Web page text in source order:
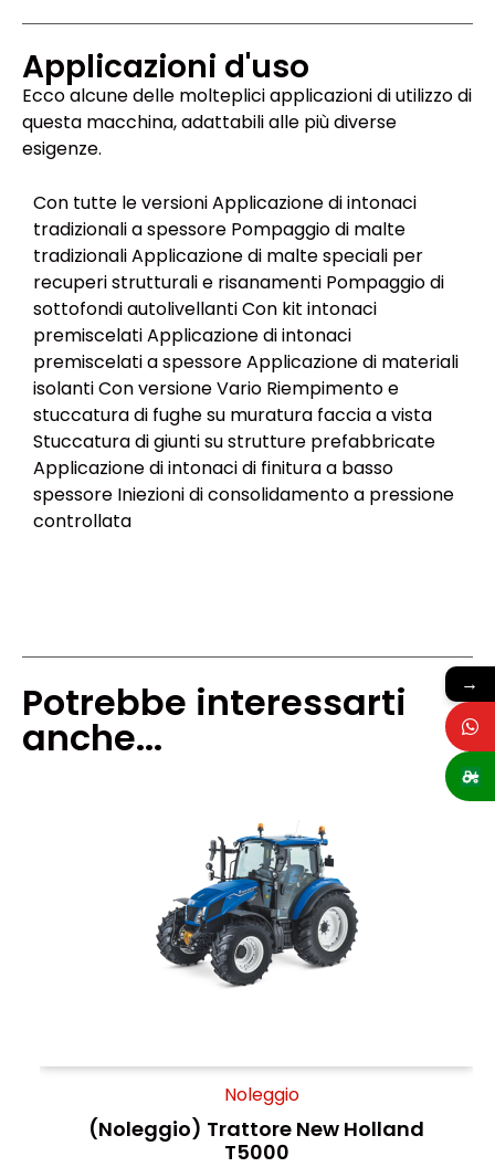
Applicazioni d'uso
Ecco alcune delle molteplici applicazioni di utilizzo di
questa macchina, adattabili alle più diverse
esigenze.
Con tutte le versioni Applicazione di intonaci
tradizionali a spessore Pompaggio di malte
tradizionali Applicazione di malte speciali per
recuperi strutturali e risanamenti Pompaggio di
sottofondi autolivellanti Con kit intonaci
premiscelati Applicazione di intonaci
premiscelati a spessore Applicazione di materiali
isolanti Con versione Vario Riempimento e
stuccatura di fughe su muratura faccia a vista
Stuccatura di giunti su strutture prefabbricate
Applicazione di intonaci di finitura a basso
spessore Iniezioni di consolidamento a pressione
controllata
Potrebbe interessarti
anche...
Noleggio
(Noleggio) Trattore New Holland
T5000
→